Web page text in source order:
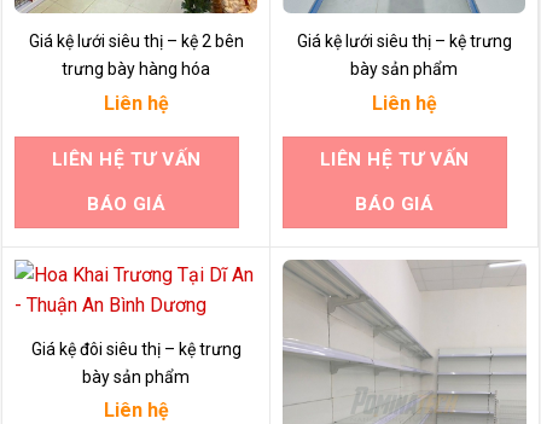
Giá kệ lưới siêu thị – kệ 2 bên
trưng bày hàng hóa
Liên hệ
LIÊN HỆ TƯ VẤN
BÁO GIÁ
Giá kệ lưới siêu thị – kệ trưng
bày sản phẩm
Liên hệ
LIÊN HỆ TƯ VẤN
BÁO GIÁ
Giá kệ đôi siêu thị – kệ trưng
bày sản phẩm
Liên hệ